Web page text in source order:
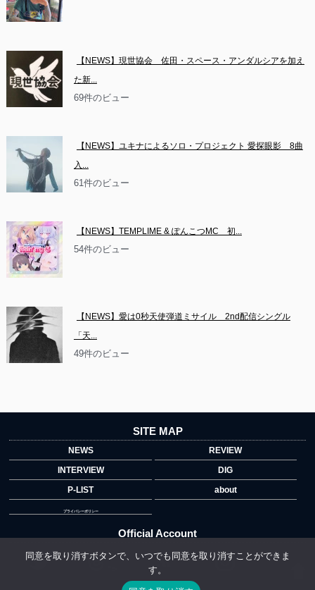
【NEWS】現世協会　佐田・スペース・アンダルシアを加え
た新...
69件のビュー
【NEWS】ユキナによるソロ・プロジェクト 愛探眼影　8曲
入...
61件のビュー
【NEWS】TEMPLIME & ぽんこつMC　初...
54件のビュー
【NEWS】愛は0秒天使弾道ミサイル　2nd配信シングル
「天...
49件のビュー
SITE MAP
NEWS
REVIEW
INTERVIEW
DIG
P-LIST
about
プライバシーポリシー
Official Account
同意を取り消すボタンで、いつでも同意を取り消すことができま
す。